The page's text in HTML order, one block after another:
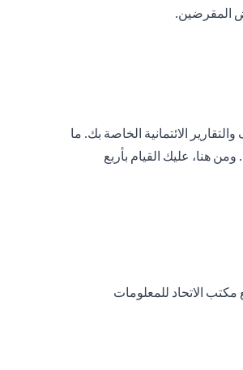
المقرضين.
الائتمانية الخاصة بك. ما
هنا، عليك القيام بأربع
الاتحاد للمعلومات